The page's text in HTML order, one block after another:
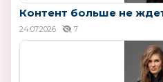
Контент больше не
24.07.2026 7